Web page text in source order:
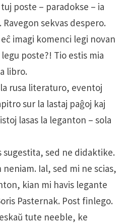
poste – paradokse – ia
sekvas despero.
imagi komenci legi novan
poste?! Tio estis mia
libro.
rusa literaturo, eventoj
sur la lastaj paĝoj kaj
lasas la leganton – sola
sed ne didaktike.
Ial, sed mi ne scias,
kian mi havis legante
Pasternak. Post finlego.
tute neeble, ke